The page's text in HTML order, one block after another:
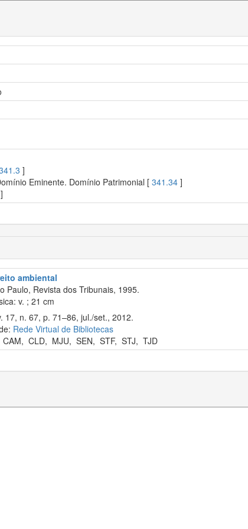
]
Eminente. Domínio Patrimonial [341.34 ]
]
ambiental
Paulo, Revista dos Tribunais, 1995.
v. ; 21 cm
17, n. 67, p. 71–86, jul./set., 2012.
Rede Virtual de Bibliotecas
CAM, CLD, MJU, SEN, STF, STJ, TJD